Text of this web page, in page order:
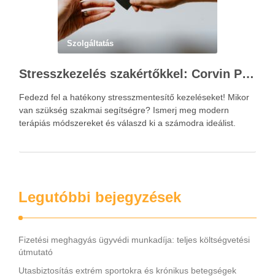
Szolgáltatás
Stresszkezelés szakértőkkel: Corvin Pszichológia – a modern terápiás megoldások útmutatója
Fedezd fel a hatékony stresszmentesítő kezeléseket! Mikor
van szükség szakmai segítségre? Ismerj meg modern
terápiás módszereket és válaszd ki a számodra ideálist.
Legutóbbi bejegyzések
Fizetési meghagyás ügyvédi munkadíja: teljes költségvetési
útmutató
Utasbiztosítás extrém sportokra és krónikus betegségek